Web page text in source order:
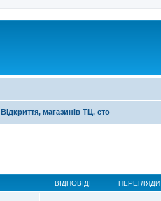
Відкриття, магазинів ТЦ, сто
ВІДПОВІДІ ПЕРЕГЛЯДИ